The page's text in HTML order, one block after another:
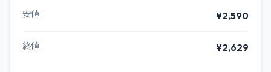
安値 ¥2,590
終値 ¥2,629